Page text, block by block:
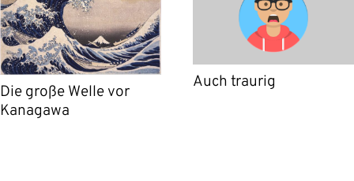
Die große Welle vor
Kanagawa
Auch traurig